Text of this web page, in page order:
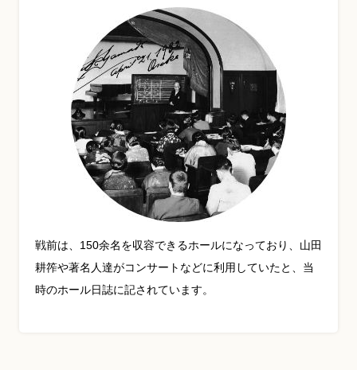
戦前は、150余名を収容できるホールになっており、山田
耕筰や著名人達がコンサートなどに利用していたと、当
時のホール日誌に記されています。